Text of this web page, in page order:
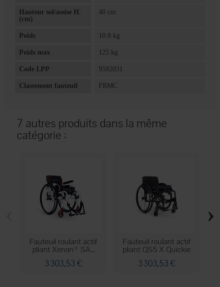
Hauteur sol/assise H.
(cm)
40 cm
Poids 10.8 kg
Poids max 125 kg
Code LPP 9592031
Classement fauteuil FRMC
7 autres produits dans la même
catégorie :
Fauteuil roulant actif
pliant Xenon² SA...
3 303,53 €
Fauteuil roulant actif
pliant QS5 X Quickie
3 303,53 €
›